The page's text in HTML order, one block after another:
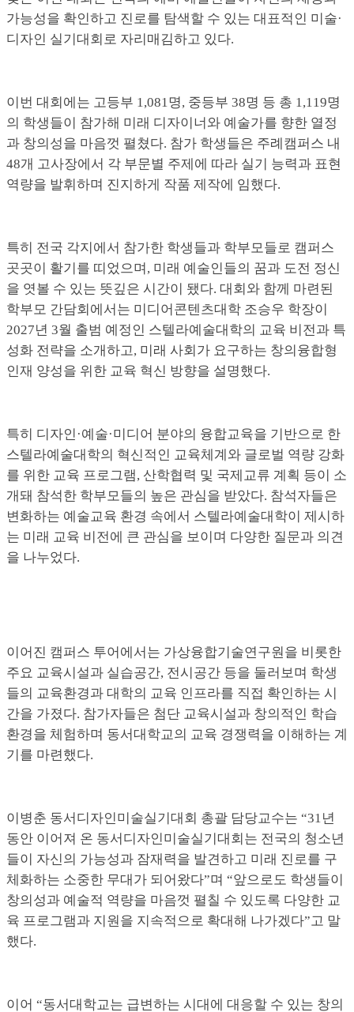
가능성을 확인하고 진로를 탐색할 수 있는 대표적인 미술·
디자인 실기대회로 자리매김하고 있다.
이번 대회에는 고등부 1,081명, 중등부 38명 등 총 1,119명
의 학생들이 참가해 미래 디자이너와 예술가를 향한 열정
과 창의성을 마음껏 펼쳤다. 참가 학생들은 주례캠퍼스 내
48개 고사장에서 각 부문별 주제에 따라 실기 능력과 표현
역량을 발휘하며 진지하게 작품 제작에 임했다.
특히 전국 각지에서 참가한 학생들과 학부모들로 캠퍼스
곳곳이 활기를 띠었으며, 미래 예술인들의 꿈과 도전 정신
을 엿볼 수 있는 뜻깊은 시간이 됐다. 대회와 함께 마련된
학부모 간담회에서는 미디어콘텐츠대학 조승우 학장이
2027년 3월 출범 예정인 스텔라예술대학의 교육 비전과 특
성화 전략을 소개하고, 미래 사회가 요구하는 창의융합형
인재 양성을 위한 교육 혁신 방향을 설명했다.
특히 디자인·예술·미디어 분야의 융합교육을 기반으로 한
스텔라예술대학의 혁신적인 교육체계와 글로벌 역량 강화
를 위한 교육 프로그램, 산학협력 및 국제교류 계획 등이 소
개돼 참석한 학부모들의 높은 관심을 받았다. 참석자들은
변화하는 예술교육 환경 속에서 스텔라예술대학이 제시하
는 미래 교육 비전에 큰 관심을 보이며 다양한 질문과 의견
을 나누었다.
이어진 캠퍼스 투어에서는 가상융합기술연구원을 비롯한
주요 교육시설과 실습공간, 전시공간 등을 둘러보며 학생
들의 교육환경과 대학의 교육 인프라를 직접 확인하는 시
간을 가졌다. 참가자들은 첨단 교육시설과 창의적인 학습
환경을 체험하며 동서대학교의 교육 경쟁력을 이해하는 계
기를 마련했다.
이병춘 동서디자인미술실기대회 총괄 담당교수는 “31년
동안 이어져 온 동서디자인미술실기대회는 전국의 청소년
들이 자신의 가능성과 잠재력을 발견하고 미래 진로를 구
체화하는 소중한 무대가 되어왔다”며 “앞으로도 학생들이
창의성과 예술적 역량을 마음껏 펼칠 수 있도록 다양한 교
육 프로그램과 지원을 지속적으로 확대해 나가겠다”고 말
했다.
이어 “동서대학교는 급변하는 시대에 대응할 수 있는 창의